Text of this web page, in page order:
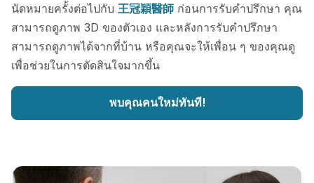
นัดหมายครั้งต่อไปกับ 王冠穎醫師 ก่อนการรับคำปรึกษา คุณ
สามารถดูภาพ 3D ของตัวเอง และหลังการรับคำปรึกษา
สามารถดูภาพได้จากที่บ้าน หรือคุณจะให้เพื่อน ๆ ของคุณดู
เพื่อช่วยในการตัดสินใจมากขึ้น
พบคุณคนใหม่ทันที!